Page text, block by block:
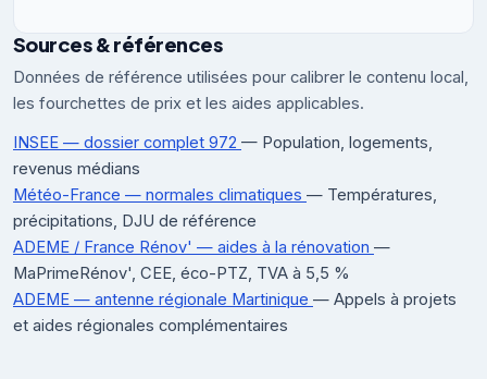
Sources & références
Données de référence utilisées pour calibrer le contenu local,
les fourchettes de prix et les aides applicables.
INSEE — dossier complet 972 — Population, logements,
revenus médians
Météo-France — normales climatiques — Températures,
précipitations, DJU de référence
ADEME / France Rénov' — aides à la rénovation —
MaPrimeRénov', CEE, éco-PTZ, TVA à 5,5 %
ADEME — antenne régionale Martinique — Appels à projets
et aides régionales complémentaires